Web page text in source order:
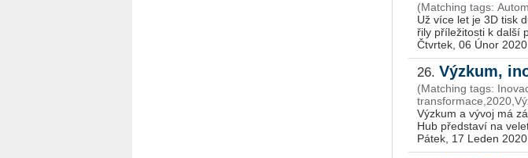
(Matching tags:
Už více let je 3D tisk
ři­ly pří­le­ži­tos­ti k další
Čtvrtek, 06 Únor 2020
26. Výzkum,
(Matching tags:
Vý­zkum a vývoj má
Hub před­sta­ví na
Pátek, 17 Leden 2020